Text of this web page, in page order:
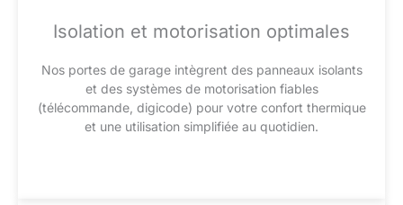
Isolation et motorisation optimales
Nos portes de garage intègrent des panneaux isolants
et des systèmes de motorisation fiables
(télécommande, digicode) pour votre confort thermique
et une utilisation simplifiée au quotidien.